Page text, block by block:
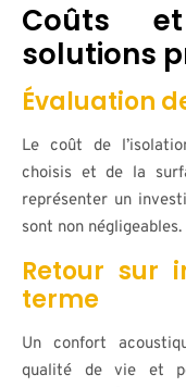
Coûts
solutions
Évaluation
Le coût de
choisis et de la
représenter un
sont non négligeables.
Retour sur
terme
Un confort
qualité de vie et